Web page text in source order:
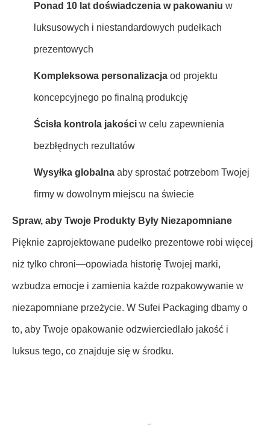
Ponad 10 lat doświadczenia w pakowaniu w
luksusowych i niestandardowych pudełkach
prezentowych
Kompleksowa personalizacja od projektu
koncepcyjnego po finalną produkcję
Ścisła kontrola jakości w celu zapewnienia
bezbłędnych rezultatów
Wysyłka globalna aby sprostać potrzebom Twojej
firmy w dowolnym miejscu na świecie
Spraw, aby Twoje Produkty Były Niezapomniane
Pięknie zaprojektowane pudełko prezentowe robi więcej
niż tylko chroni—opowiada historię Twojej marki,
wzbudza emocje i zamienia każde rozpakowywanie w
niezapomniane przeżycie. W Sufei Packaging dbamy o
to, aby Twoje opakowanie odzwierciedlało jakość i
luksus tego, co znajduje się w środku.